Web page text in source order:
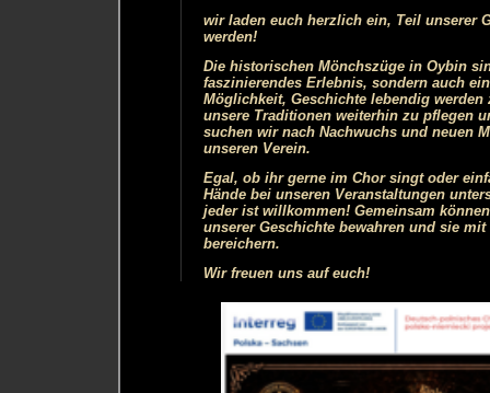
wir laden euch herzlich ein, Teil unserer
werden!
Die historischen Mönchszüge in Oybin
faszinierendes Erlebnis, sondern auch
Möglichkeit, Geschichte lebendig werden
unsere Traditionen weiterhin zu pflegen
suchen wir nach Nachwuchs und neuen
unseren Verein.
Egal, ob ihr gerne im Chor singt oder
Hände bei unseren Veranstaltungen
jeder ist willkommen! Gemeinsam
unserer Geschichte bewahren und sie mit
bereichern.
Wir freuen uns auf euch!